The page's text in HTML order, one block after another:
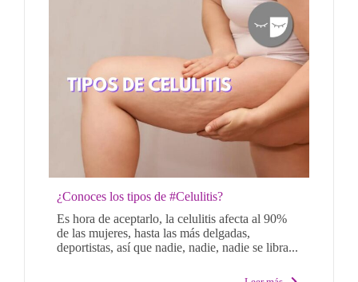
¿Conoces los tipos de #Celulitis?
Es hora de aceptarlo, la celulitis afecta al 90%
de las mujeres, hasta las más delgadas,
deportistas, así que nadie, nadie, nadie se libra...